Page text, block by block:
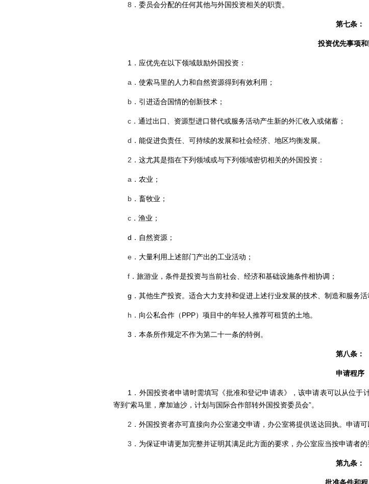
8 ． 委员会分配的任何其他与外国投资相关的职责。
第七条：
投资优先事项
1 ． 应优先在以下领域鼓励外国投资：
a ． 使索马里的人力和自然资源得到有效利用；
b ． 引进适合国情的创新技术；
c ． 通过出口、资源型进口替代或服务活动产生新的外汇收入或储蓄；
d ．能促进负责任 、可持续的发展和社会经济、地区均衡发展。
2 ． 这尤其是指在下列领域或与下列领域密切相关的外国投资：
a ． 农业 ；
b ． 畜牧业；
c ． 渔业；
d ． 自然资源；
e ．大量利用上述部门产出的工业活动；
f ．旅游业，条件是投资与当前社会、经济和基础设施条件相协调；
g ． 其他生产投资。适合大力支持和促进上述行业发展的技术、制造和服务活
h ．向公私合作（PPP）项目中的年轻人推荐可租赁的土地。
3 ． 本条所作规定不作为第二十一条的特例。
第八条：
申请程序
1 ． 外国投资者申请时需填写《批准和登记申请表》，该申请表可以从位
寄到“索马里，摩加迪沙，计划与国际合作部转外国投资委员会”。
2 ． 外国投资者亦可直接向办公室递交申请，办公室将提供送达回执。申请
3 ． 为保证申请更加完整并证明其满足此方面的要求，办公室应当按申请者的
第九条：